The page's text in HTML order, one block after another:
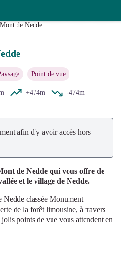
Monts et Barrages
de Nedde
Point de vue
+474m
-474m
afin d'y avoir accès hors
de Nedde qui vous offre de
et le village de Nedde.
Nedde classée Monument
de la forêt limousine, à travers
points de vue vous attendent en